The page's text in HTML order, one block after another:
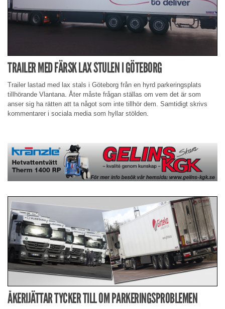
TRAILER MED FÄRSK LAX STULEN I GÖTEBORG
Trailer lastad med lax stals i Göteborg från en hyrd parkeringsplats
tillhörande Vlantana. Åter måste frågan ställas om vem det är som
anser sig ha rätten att ta något som inte tillhör dem. Samtidigt skrivs
kommentarer i sociala media som hyllar stölden.
ÅKERIJÄTTAR TYCKER TILL OM PARKERINGSPROBLEMEN